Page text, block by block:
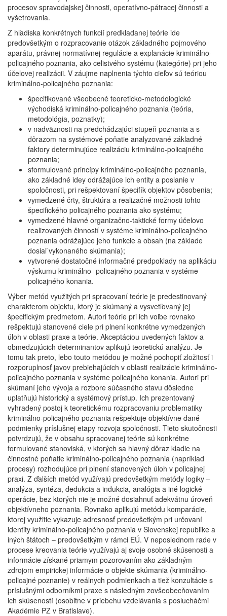
procesov spravodajskej činnosti, operatívno-pátracej činnosti a
vyšetrovania.
Z hľadiska konkrétnych funkcií predkladanej teórie ide
predovšetkým o rozpracovanie otázok základného pojmového
aparátu, právnej normatívnej regulácie a explanácie kriminálno-
policajného poznania, ako celistvého systému (kategórie) pri jeho
účelovej realizácii. V záujme naplnenia týchto cieľov sú teóriou
kriminálno-policajného poznania:
špecifikované všeobecné teoreticko-metodologické
východiská kriminálno-policajného poznania (teória,
metodológia, poznatky);
v nadväznosti na predchádzajúci stupeň poznania a s
dôrazom na systémové poňatie analyzované základné
faktory determinujúce realizáciu kriminálno-policajného
poznania;
sformulované princípy kriminálno-policajného poznania,
ako základné idey odrážajúce ich entity a poslanie v
spoločnosti, pri rešpektovaní špecifík objektov pôsobenia;
vymedzené črty, štruktúra a realizačné možnosti tohto
špecifického policajného poznania ako systému;
vymedzené hlavné organizačno-taktické formy účelovo
realizovaných činností v systéme kriminálno-policajného
poznania odrážajúce jeho funkcie a obsah (na základe
dosiaľ vykonaného skúmania);
vytvorené dostatočné informačné predpoklady na aplikáciu
výskumu kriminálno- policajného poznania v systéme
policajného konania.
Výber metód využitých pri spracovaní teórie je predestinovaný
charakterom objektu, ktorý je skúmaný a vysvetľovaný jej
špecifickým predmetom. Autori teórie pri ich voľbe rovnako
rešpektujú stanovené ciele pri plnení konkrétne vymedzených
úloh v oblasti praxe a teórie. Akceptáciou uvedených faktov a
obmedzujúcich determinantov aplikujú teoretickú analýzu. Je
tomu tak preto, lebo touto metódou je možné pochopiť zložitosť i
rozporuplnosť javov prebiehajúcich v oblasti realizácie kriminálno-
policajného poznania v systéme policajného konania. Autori pri
skúmaní jeho vývoja a rozbore súčasného stavu dôsledne
uplatňujú historický a systémový prístup. Ich prezentovaný
vyhradený postoj k teoretickému rozpracovaniu problematiky
kriminálno-policajného poznania rešpektuje objektívne dané
podmienky príslušnej etapy rozvoja spoločnosti. Tieto skutočnosti
potvrdzujú, že v obsahu spracovanej teórie sú konkrétne
formulované stanoviská, v ktorých sa hlavný dôraz kladie na
činnostné poňatie kriminálno-policajného poznania (napríklad
procesy) rozhodujúce pri plnení stanovených úloh v policajnej
praxi. Z ďalších metód využívajú predovšetkým metódy logiky –
analýza, syntéza, dedukcia a indukcia, analógia a iné logické
operácie, bez ktorých nie je možné dosiahnuť adekvátnu úroveň
objektívneho poznania. Rovnako aplikujú metódu komparácie,
ktorej využitie vykazuje adresnosť predovšetkým pri určovaní
identity kriminálno-policajného poznania v Slovenskej republike a
iných štátoch – predovšetkým v rámci EÚ. V neposlednom rade v
procese kreovania teórie využívajú aj svoje osobné skúsenosti a
informácie získané priamym pozorovaním ako základným
zdrojom empirickej informácie o objekte skúmania (kriminálno-
policajné poznanie) v reálnych podmienkach a tiež konzultácie s
príslušnými odborníkmi praxe s následným zovšeobecňovaním
ich skúseností (osobitne v priebehu vzdelávania s poslucháčmi
Akadémie PZ v Bratislave).